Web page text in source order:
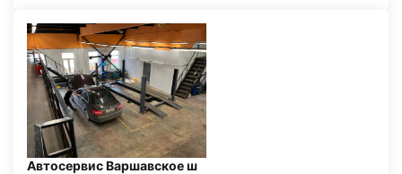
Автосервис Варшавское ш